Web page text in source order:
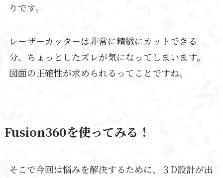
りです。
レーザーカッターは非常に精緻にカットできる
分、ちょっとしたズレが気になってしまいます。
図面の正確性が求められるってことですね。
Fusion360を使ってみる！
そこで今回は悩みを解決するために、３D設計が出